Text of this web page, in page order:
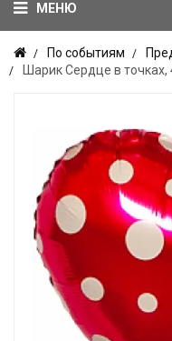
МЕНЮ
По событиям
Шарик Сердце в точках,